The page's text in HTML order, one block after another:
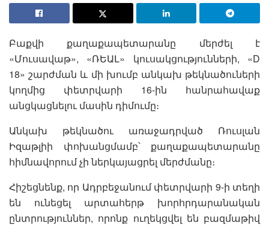
Բաքվի քաղաքապետարանը մերժել է
«Մուսավաթ», «ՌԵԱԼ» կուսակցությունների, «D
18» շարժման և մի խումբ անկախ թեկնածուների
կողմից փետրվարի 16-ին հանրահավաք
անցկացնելու մասին դիմումը։
Անկախ թեկնածու առաջադրված Ռուսլան
Իզաթլիի փոխանցմամբ՝ քաղաքապետարանը
հիմնավորում չի ներկայացրել մերժմանը։
Հիշեցնենք, որ Ադրբեջանում փետրվարի 9-ի տեղի
են ունեցել արտահերթ խորհրդարանական
ընտրություններ, որոնք ուղեկցվել են բազմաթիվ